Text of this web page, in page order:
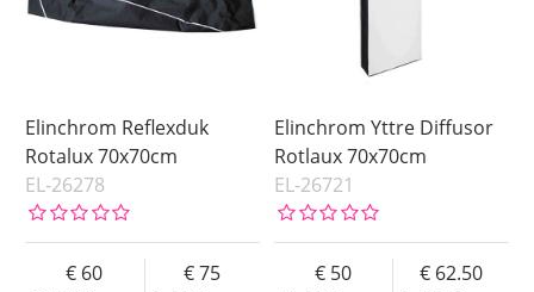
Elinchrom Reflexduk
Rotalux 70x70cm
EL-26278
60
75
Elinchrom Yttre Diffusor
Rotlaux 70x70cm
EL-26721
50
62.50